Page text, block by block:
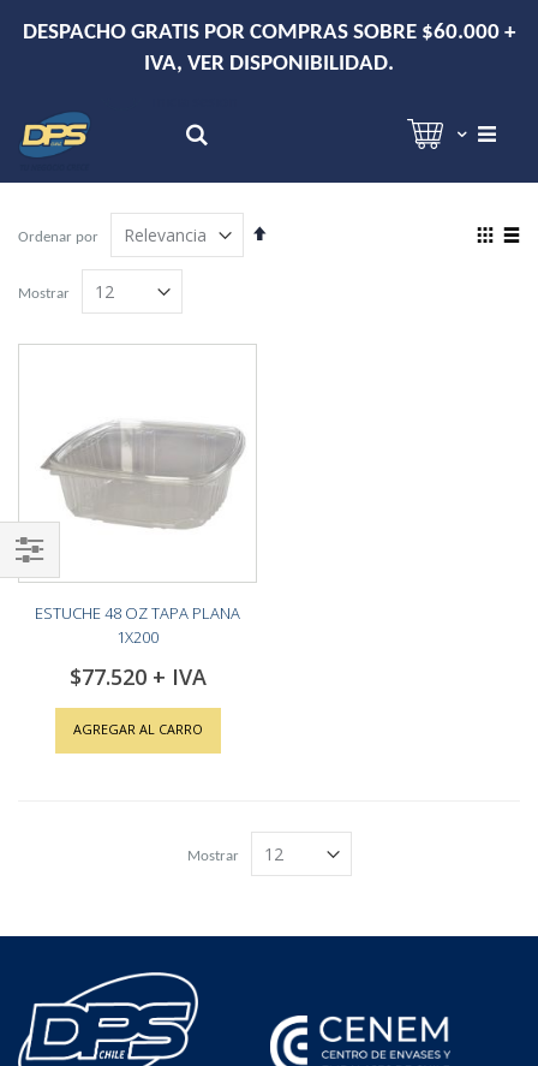
SOBRE $60.000 +
DESPACHO EN RM DE 2-3 DÍAS
Hola!
Ordenar por
Establecer
View
Mostrar
ESTUCHE 48 OZ TAPA PLANA
1X200
$77.520
AGREGAR AL CARRO
Mostrar
Shop
By